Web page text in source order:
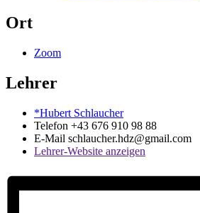
Ort
Zoom
Lehrer
*Hubert Schlaucher
Telefon +43 676 910 98 88
E-Mail schlaucher.hdz@gmail.com
Lehrer-Website anzeigen